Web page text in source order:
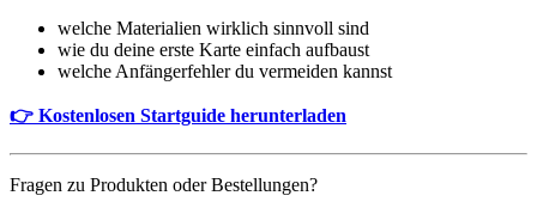
welche Materialien wirklich sinnvoll sind
wie du deine erste Karte einfach aufbaust
welche Anfängerfehler du vermeiden kannst
👉 Kostenlosen Startguide herunterladen
Fragen zu Produkten oder Bestellungen?